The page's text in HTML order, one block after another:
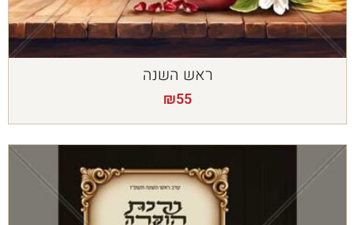
ראש השנה
₪55